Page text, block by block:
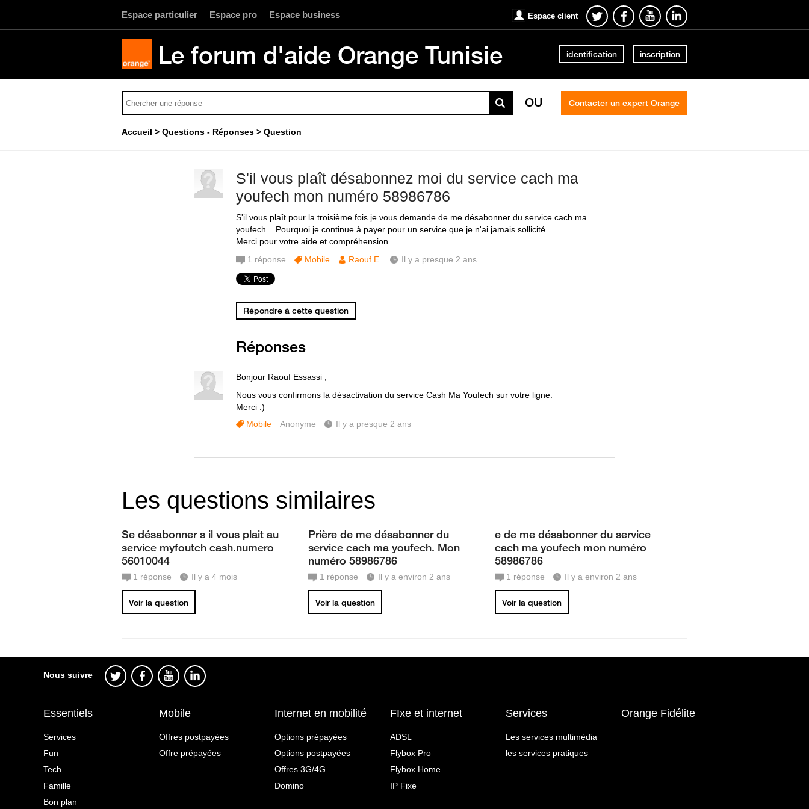
Espace particulier Espace pro Espace business Espace client
Le forum d'aide Orange Tunisie identification inscription
OU Contacter un expert Orange
Accueil Questions - Réponses Question
S'il vous plaît désabonnez moi du service cach ma
youfech mon numéro 58986786
S'il vous plaît pour la troisième fois je vous demande de me désabonner du service cach ma
youfech... Pourquoi je continue à payer pour un service que je n'ai jamais sollicité.
Merci pour votre aide et compréhension.
1 réponse Mobile Raouf E. Il y a presque 2 ans
Répondre à cette question
Réponses
Bonjour Raouf Essassi ,
Nous vous confirmons la désactivation du service Cash Ma Youfech sur votre ligne.
Merci :)
Mobile
Anonyme Il y a presque 2 ans
Les questions similaires
Se désabonner s il vous plait au
service myfoutch cash.numero
56010044
1 réponse Il y a 4 mois
Voir la question
Prière de me désabonner du
service cach ma youfech. Mon
numéro 58986786
1 réponse Il y a environ 2 ans
Voir la question
e de me désabonner du service
cach ma youfech mon numéro
58986786
1 réponse Il y a environ 2 ans
Voir la question
Nous suivre
Essentiels
Services
Fun
Tech
Famille
Bon plan
Mobile
Offres postpayées
Offre prépayées
Internet en mobilité
Options prépayées
Options postpayées
Offres 3G/4G
Domino
FIxe et internet
ADSL
Flybox Pro
Flybox Home
IP Fixe
Services
Les services multimédia
les services pratiques
Orange Fidélite